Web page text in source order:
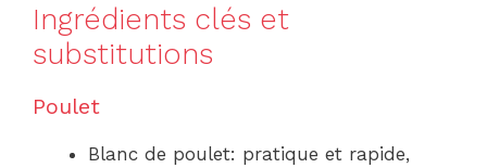
Ingrédients clés et
substitutions
Poulet
Blanc de poulet: pratique et rapide,